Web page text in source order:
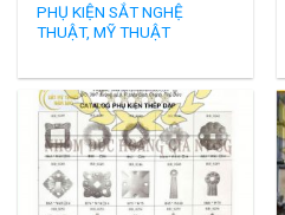
PHỤ KIỆN SẮT NGHỆ
THUẬT, MỸ THUẬT